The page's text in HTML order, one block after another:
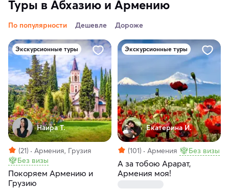
Туры в Абхазию и Армению
По популярности Дешевле Дороже
Экскурсионные туры
Наира Т.
(21)
Армения, Грузия
Без визы
Покоряем Армению и
Грузию
Экскурсионные туры
Екатерина И.
(101) Армения Без визы
А за тобою Арарат,
Армения моя!